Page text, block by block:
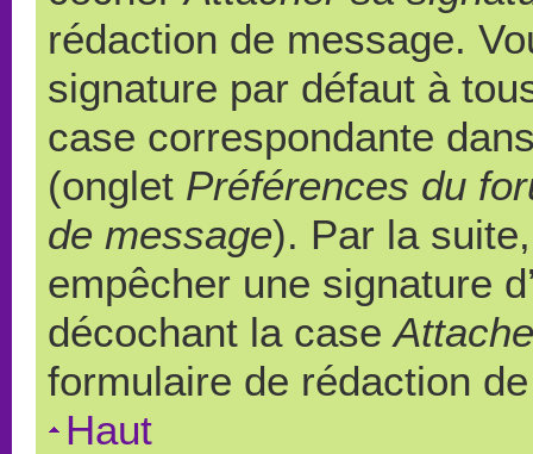
rédaction de message.
signature par défaut à
case correspondante
(onglet Préférences du
de message). Par la
empêcher une signature
décochant la case
formulaire de rédaction
Haut